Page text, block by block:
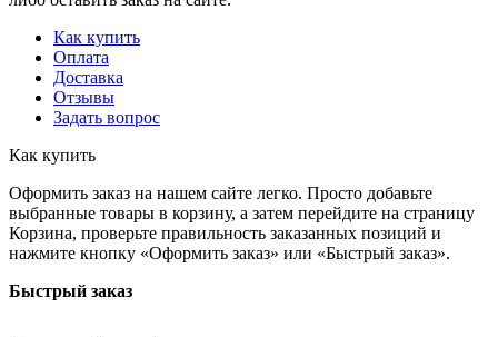
Как купить
Оплата
Доставка
Отзывы
Задать вопрос
Как купить
Оформить заказ на нашем сайте легко. Просто добавьте
выбранные товары в корзину, а затем перейдите на страницу
Корзина, проверьте правильность заказанных позиций и
нажмите кнопку «Оформить заказ» или «Быстрый заказ».
Быстрый заказ